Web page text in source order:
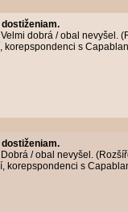
dobrá / obal nevyšel.
s
/ obal nevyšel.
s